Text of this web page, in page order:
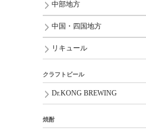
中部地方
中国・四国地方
リキュール
クラフトビール
Dr.KONG BREWING
焼酎